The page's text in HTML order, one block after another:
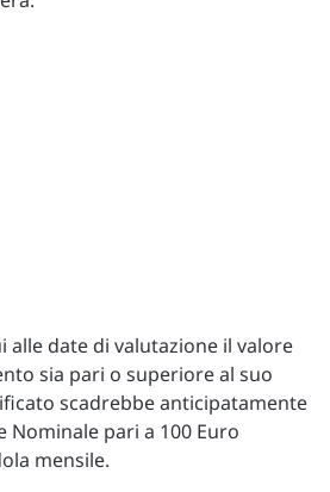
alle date di valutazione il valore
sia pari o superiore al suo
scadrebbe anticipatamente
pari a 100 Euro
mensile.